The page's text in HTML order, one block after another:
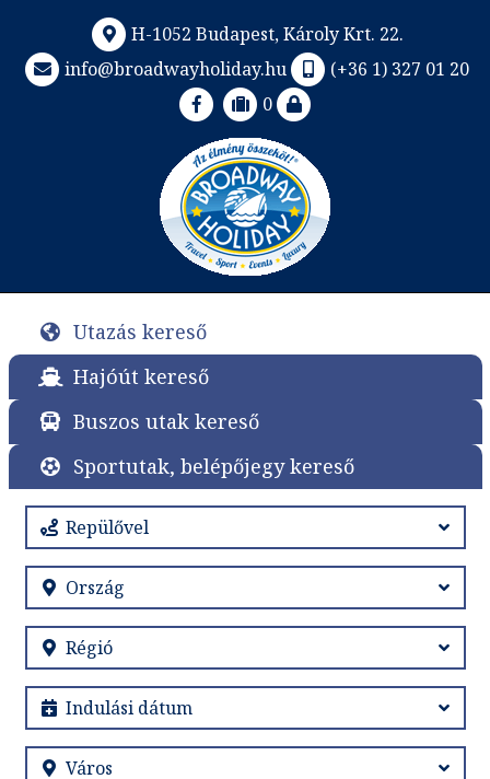
H-1052 Budapest, Károly Krt. 22.
info@broadwayholiday.hu
(+36 1) 327 01 20
0
Utazás kereső
Hajóút kereső
Buszos utak kereső
Sportutak, belépőjegy kereső